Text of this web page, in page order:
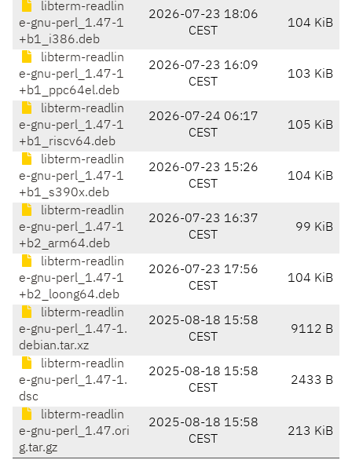
libterm-readlin
e-gnu-perl_1.47-1
+b1_i386.deb
2026-07-23 18:06
CEST
104 KiB
libterm-readlin
e-gnu-perl_1.47-1
+b1_ppc64el.deb
2026-07-23 16:09
CEST
103 KiB
libterm-readlin
e-gnu-perl_1.47-1
+b1_riscv64.deb
2026-07-24 06:17
CEST
105 KiB
libterm-readlin
e-gnu-perl_1.47-1
+b1_s390x.deb
2026-07-23 15:26
CEST
104 KiB
libterm-readlin
e-gnu-perl_1.47-1
+b2_arm64.deb
2026-07-23 16:37
CEST
99 KiB
libterm-readlin
e-gnu-perl_1.47-1
+b2_loong64.deb
2026-07-23 17:56
CEST
104 KiB
libterm-readlin
e-gnu-perl_1.47-1.
debian.tar.xz
2025-08-18 15:58
CEST
9112 B
libterm-readlin
e-gnu-perl_1.47-1.
dsc
2025-08-18 15:58
CEST
2433 B
libterm-readlin
e-gnu-perl_1.47.ori
g.tar.gz
2025-08-18 15:58
CEST
213 KiB